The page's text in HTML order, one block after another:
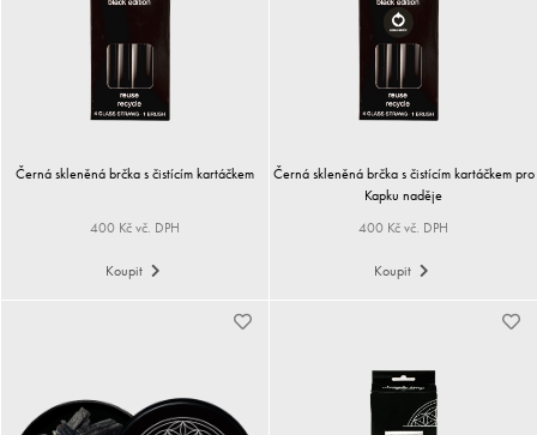
Černá skleněná brčka s čistícím kartáčkem
400 Kč vč. DPH
Koupit
Černá skleněná brčka s čistícím kartáčkem pro
Kapku naděje
400 Kč vč. DPH
Koupit